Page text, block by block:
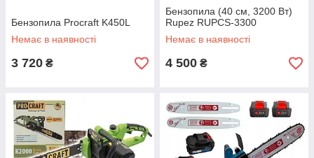
Бензопила Procraft K450L
Немає в наявності
3 720 ₴
Бензопила (40 см, 3200 Вт)
Rupez RUPCS-3300
Немає в наявності
4 500 ₴